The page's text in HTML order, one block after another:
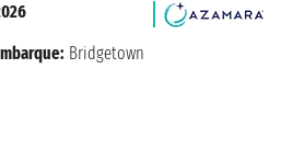
Bridgetown